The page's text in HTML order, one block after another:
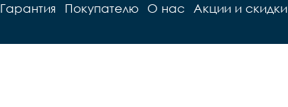
Гарантия Покупателю О нас Акции и скидки